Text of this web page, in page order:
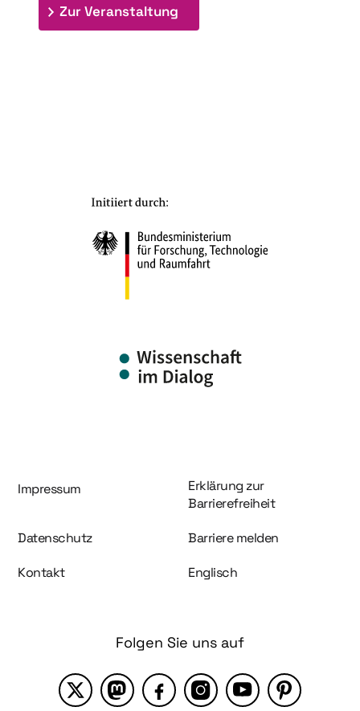
Zur Veranstaltung
Information und Service
Impressum
Erklärung zur
Barrierefreiheit
Datenschutz Barriere melden
Kontakt Englisch
Folgen Sie uns auf